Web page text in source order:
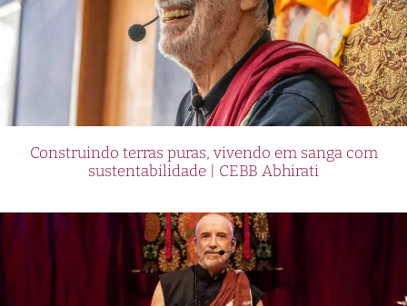
Construindo terras puras, vivendo em sanga com
sustentabilidade | CEBB Abhirati